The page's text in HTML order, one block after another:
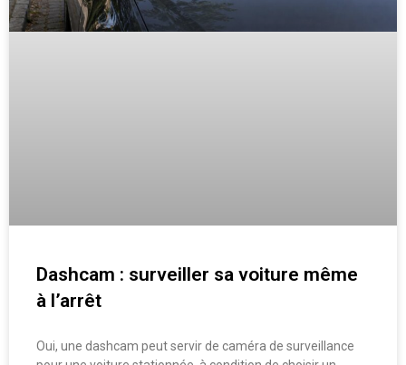
Dashcam : surveiller sa voiture même
à l’arrêt
Oui, une dashcam peut servir de caméra de surveillance